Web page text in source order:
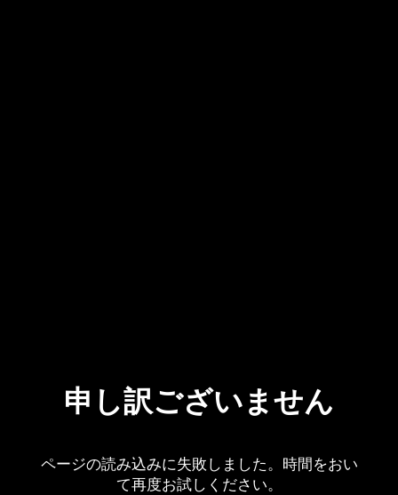
申し訳ございません
ページの読み込みに失敗しました。時間をおい
て再度お試しください。